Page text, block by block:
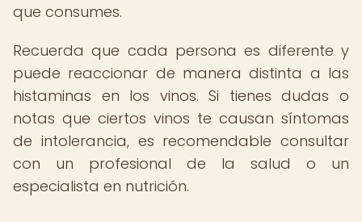
que consumes.
Recuerda que cada persona es diferente y
puede reaccionar de manera distinta a las
histaminas en los vinos. Si tienes dudas o
notas que ciertos vinos te causan síntomas
de intolerancia, es recomendable consultar
con un profesional de la salud o un
especialista en nutrición.